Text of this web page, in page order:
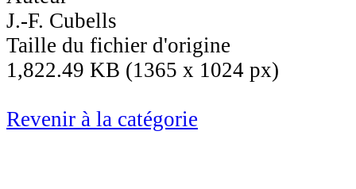
J.-F. Cubells
Taille du fichier d'origine
1,822.49 KB (1365 x 1024 px)
Revenir à la catégorie